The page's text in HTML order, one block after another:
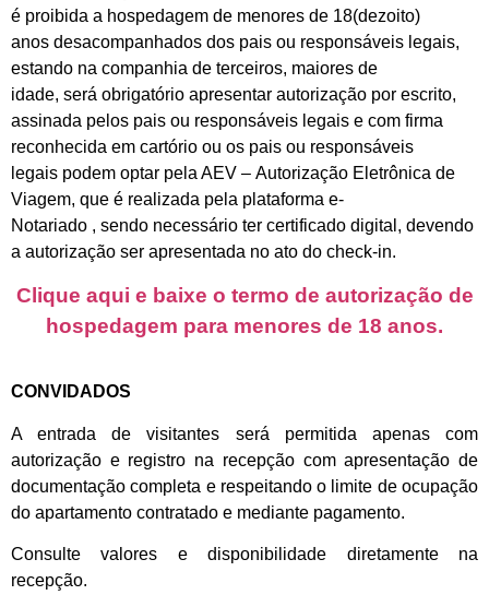
é proibida a hospedagem de menores de 18(dezoito)
anos desacompanhados dos pais ou responsáveis legais,
estando na companhia de terceiros, maiores de
idade, será obrigatório apresentar autorização por escrito,
assinada pelos pais ou responsáveis legais e com firma
reconhecida em cartório ou os pais ou responsáveis
legais podem optar pela AEV – Autorização Eletrônica de
Viagem, que é realizada pela plataforma e-
Notariado , sendo necessário ter certificado digital, devendo
a autorização ser apresentada no ato do check-in.
Clique aqui e baixe o termo de autorização de
hospedagem para menores de 18 anos.
CONVIDADOS
A entrada de visitantes será permitida apenas com
autorização e registro na recepção com apresentação de
documentação completa e respeitando o limite de ocupação
do apartamento contratado e mediante pagamento.
Consulte valores e disponibilidade diretamente na
recepção.